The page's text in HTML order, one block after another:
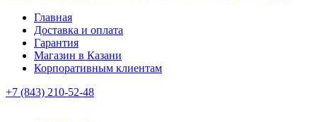
Главная
Доставка и оплата
Гарантия
Магазин в Казани
Корпоративным клиентам
+7 (843) 210-52-48